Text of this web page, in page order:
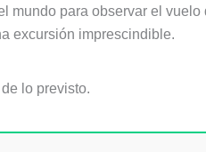
mundo para observar el vuelo
excursión imprescindible.
lo previsto.